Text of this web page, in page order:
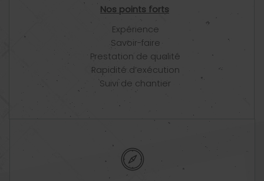
Nos points forts
Expérience
Savoir-faire
Prestation de qualité
Rapidité d’exécution
Suivi de chantier